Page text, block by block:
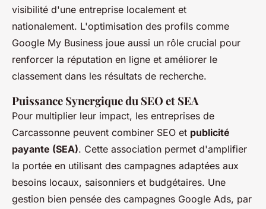
visibilité d'une entreprise localement et
nationalement. L'optimisation des profils comme
Google My Business joue aussi un rôle crucial pour
renforcer la réputation en ligne et améliorer le
classement dans les résultats de recherche.
Puissance Synergique du SEO et SEA
Pour multiplier leur impact, les entreprises de
Carcassonne peuvent combiner SEO et publicité
payante (SEA). Cette association permet d'amplifier
la portée en utilisant des campagnes adaptées aux
besoins locaux, saisonniers et budgétaires. Une
gestion bien pensée des campagnes Google Ads, par